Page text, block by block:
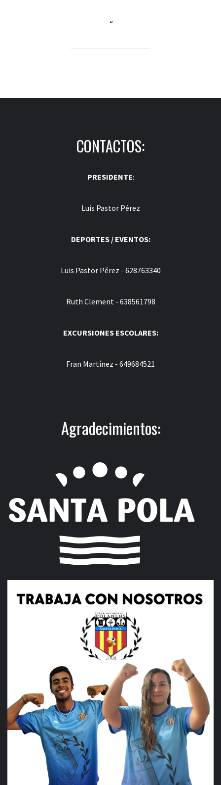
CONTACTOS:
PRESIDENTE:
Luis Pastor Pérez
DEPORTES / EVENTOS:
Luis Pastor Pérez - 628763340
Ruth Clement - 638561798
EXCURSIONES ESCOLARES:
Fran Martínez - 649684521
Agradecimientos: